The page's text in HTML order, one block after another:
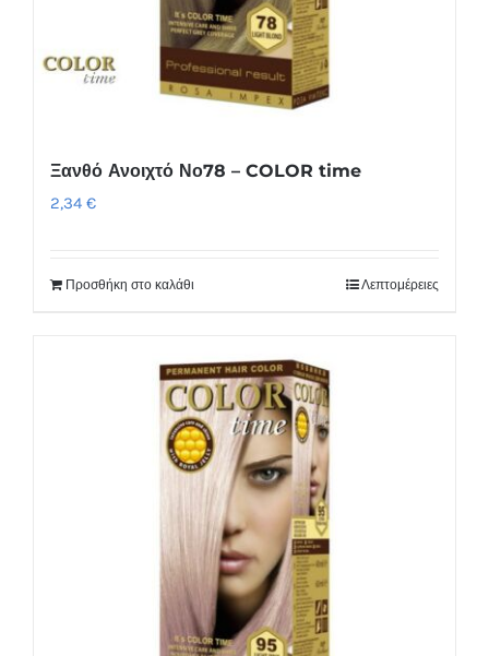
Ξανθό Ανοιχτό Νο78 – COLOR time
2,34 €
Προσθήκη στο καλάθι Λεπτομέρειες